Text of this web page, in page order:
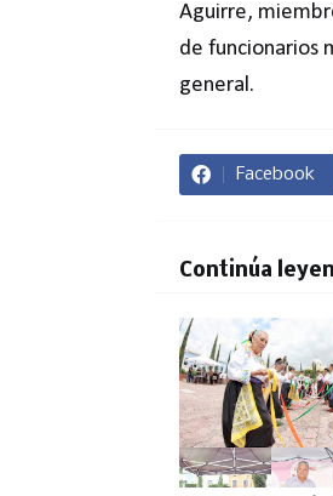
Aguirre,
de funcionarios
general.
Facebook
Continúa